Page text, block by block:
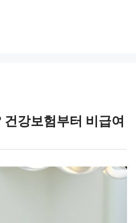
강보험부터 비급여